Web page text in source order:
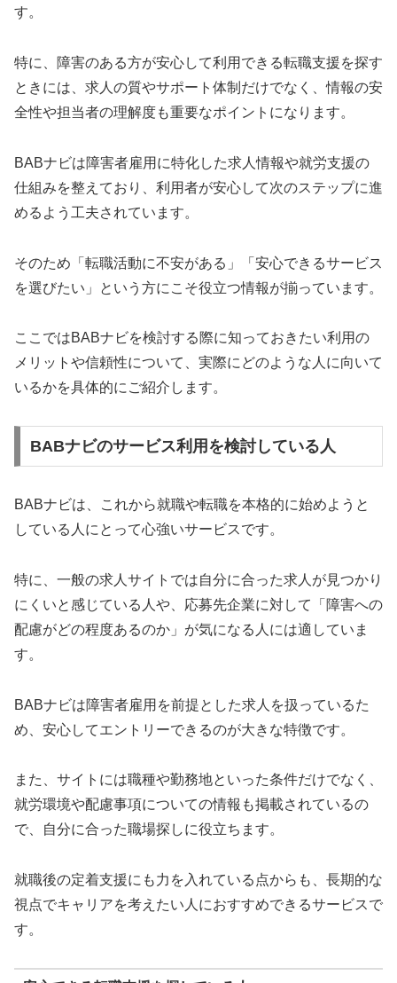
す。
特に、障害のある方が安心して利用できる転職支援を探す
ときには、求人の質やサポート体制だけでなく、情報の安
全性や担当者の理解度も重要なポイントになります。
BABナビは障害者雇用に特化した求人情報や就労支援の
仕組みを整えており、利用者が安心して次のステップに進
めるよう工夫されています。
そのため「転職活動に不安がある」「安心できるサービス
を選びたい」という方にこそ役立つ情報が揃っています。
ここではBABナビを検討する際に知っておきたい利用の
メリットや信頼性について、実際にどのような人に向いて
いるかを具体的にご紹介します。
BABナビのサービス利用を検討している人
BABナビは、これから就職や転職を本格的に始めようと
している人にとって心強いサービスです。
特に、一般の求人サイトでは自分に合った求人が見つかり
にくいと感じている人や、応募先企業に対して「障害への
配慮がどの程度あるのか」が気になる人には適していま
す。
BABナビは障害者雇用を前提とした求人を扱っているた
め、安心してエントリーできるのが大きな特徴です。
また、サイトには職種や勤務地といった条件だけでなく、
就労環境や配慮事項についての情報も掲載されているの
で、自分に合った職場探しに役立ちます。
就職後の定着支援にも力を入れている点からも、長期的な
視点でキャリアを考えたい人におすすめできるサービスで
す。